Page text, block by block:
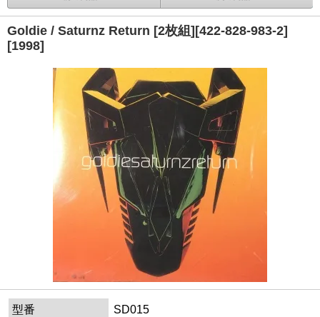
Goldie / Saturnz Return [2枚組][422-828-983-2]
[1998]
型番
SD015